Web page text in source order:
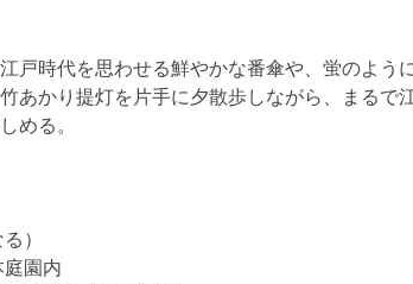
戸時代を思わせる鮮やかな番傘や、蛍のよう
あかり提灯を片手に夕散歩しながら、まるで
める。
）
園内